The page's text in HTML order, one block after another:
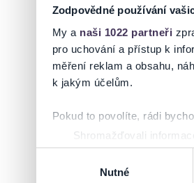
Zodpovědné používání
My a naši 1022 partneři
pro uchování a přístup k
měření reklam a obsahu,
k jakým účelům.
Pokud to povolíte, rádi
Shromažďovali
Identifikovali vaše
Zjistěte více o tom, jak
Nutné